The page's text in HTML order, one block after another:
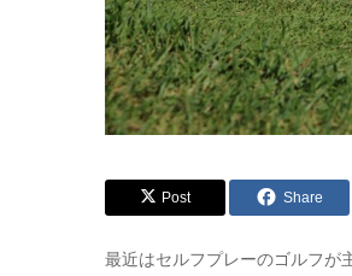
Post Share
最近はセルフプレーのゴルフが